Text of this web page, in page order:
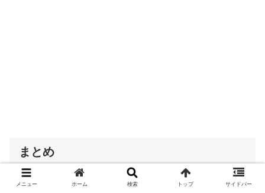
まとめ
今回は、MALIA.さんの歴代旦那について、紹介しまし
メニュー ホーム 検索 トップ サイドバー